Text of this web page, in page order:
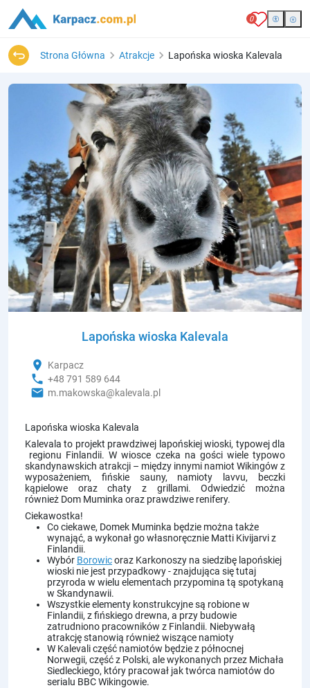
0
Strona Główna Atrakcje Lapońska wioska Kalevala
Lapońska wioska Kalevala
location_on Karpacz
phone +48 791 589 644
email m.makowska@kalevala.pl
Lapońska wioska Kalevala
Kalevala to projekt prawdziwej lapońskiej wioski, typowej dla
regionu Finlandii. W wiosce czeka na gości wiele typowo
skandynawskich atrakcji – między innymi namiot Wikingów z
wyposażeniem, fińskie sauny, namioty lavvu, beczki
kąpielowe oraz chaty z grillami. Odwiedzić można
również Dom Muminka oraz prawdziwe renifery.
Ciekawostka!
Co ciekawe, Domek Muminka będzie można także
wynająć, a wykonał go własnoręcznie Matti Kivijarvi z
Finlandii.
Wybór Borowicoraz Karkonoszy na siedzibę lapońskiej
wioski nie jest przypadkowy - znajdująca się tutaj
przyroda w wielu elementach przypomina tą spotykaną
w Skandynawii.
Wszystkie elementy konstrukcyjne są robione w
Finlandii, z fińskiego drewna, a przy budowie
zatrudniono pracowników z Finlandii. Niebywałą
atrakcję stanowią również wiszące namioty
W Kalevali część namiotów będzie z północnej
Norwegii, część z Polski, ale wykonanych przez Michała
Siedleckiego, który pracował jak twórca namiotów do
serialu BBC Wikingowie.